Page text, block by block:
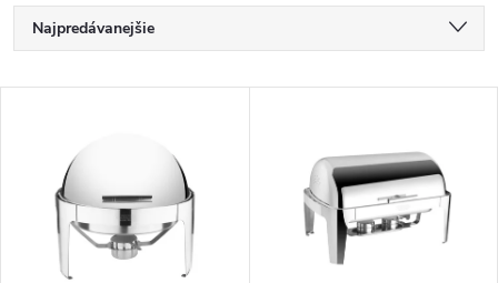
R
a
Najpredávanejšie
Abecedne